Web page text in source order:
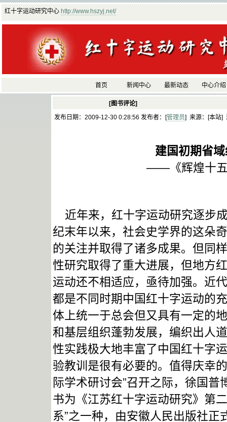
红十字运动研究中心 http://www.hszyj.net/
首页 新闻中心 最新动态 中心介绍
[图书评论]
发布日期：2009-12-30 0:28:56 发布者：[管理员] 来源：[本站]
建国初期省
——《辉煌十
近年来，红十字运动研究逐步
纪末年以来，社会史学界的这朵
的关注并取得了诸多成果。但同
性研究取得了重大进展，但地方
运动还不相适应，亟待加强。近
都是不同时期中国红十字运动的
体上统一于总会但又具有一定的
和基层组织蓬勃发展，编织出人
性实践极大地丰富了中国红十字
验教训是很有必要的。值得庆幸
际学术研讨会”召开之际，徐国
书为《江苏红十字运动研究》第
系”之一种，由安徽人民出版社